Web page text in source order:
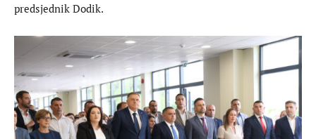
predsjednik Dodik.